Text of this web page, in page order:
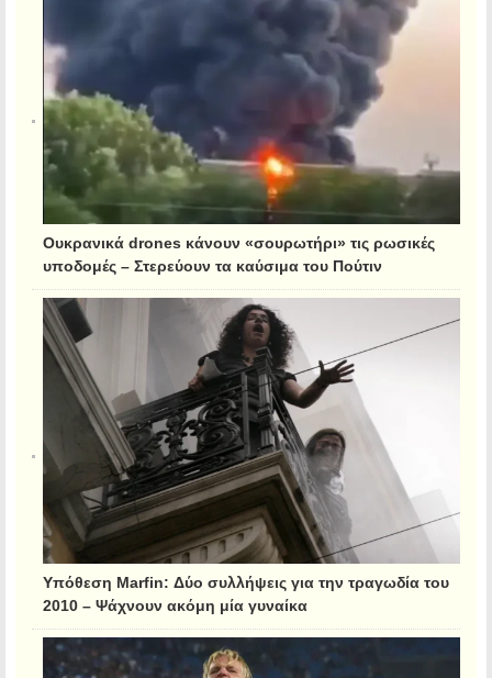
Ουκρανικά drones κάνουν «σουρωτήρι» τις ρωσικές
υποδομές – Στερεύουν τα καύσιμα του Πούτιν
Υπόθεση Marfin: Δύο συλλήψεις για την τραγωδία του
2010 – Ψάχνουν ακόμη μία γυναίκα